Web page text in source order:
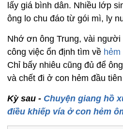
lấy giá bình dân. Nhiều lớp
ông lo chu đáo từ gói mì, ly
Nhớ ơn ông Trung, vài người
công việc ổn định tìm về hẻm
Chỉ bấy nhiêu cũng đủ để
và chết đi ở con hẻm đầu
Kỳ sau - Chuyện giang hồ
điều khiếp vía ở con hẻm